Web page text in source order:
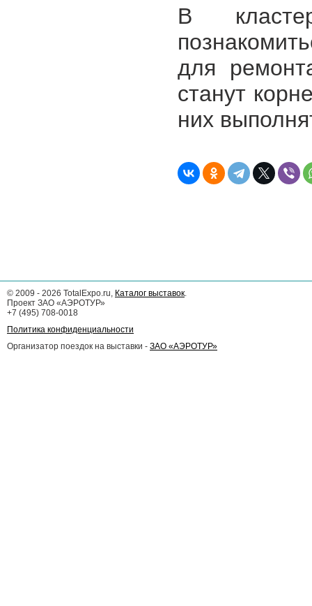
В
для
станут
них
© 2009 - 2026 TotalExpo.ru, Каталог выставок.
Проект ЗАО «АЭРОТУР»
+7 (495) 708-0018
Политика конфиденциальности
Организатор поездок на выставки - ЗАО «АЭРОТУР»